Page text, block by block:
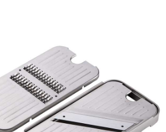
コート
ブルゾン